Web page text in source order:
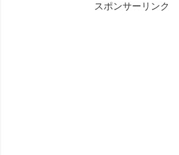
スポンサーリンク